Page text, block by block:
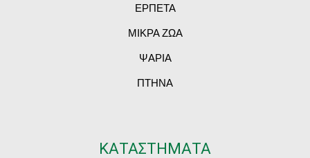
ΕΡΠΕΤΑ
ΜΙΚΡΑ ΖΩΑ
ΨΑΡΙΑ
ΠΤΗΝΑ
ΚΑΤΑΣΤΗΜΑΤΑ